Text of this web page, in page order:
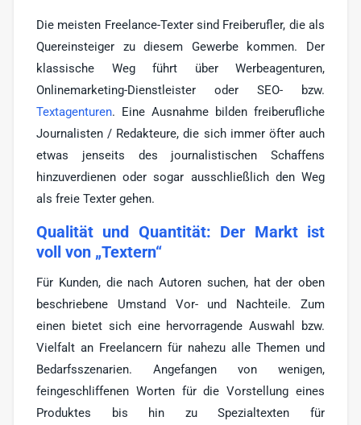
Die meisten Freelance-Texter sind Freiberufler, die als
Quereinsteiger zu diesem Gewerbe kommen. Der
klassische Weg führt über Werbeagenturen,
Onlinemarketing-Dienstleister oder SEO- bzw.
Textagenturen. Eine Ausnahme bilden freiberufliche
Journalisten / Redakteure, die sich immer öfter auch
etwas jenseits des journalistischen Schaffens
hinzuverdienen oder sogar ausschließlich den Weg
als freie Texter gehen.
Qualität und Quantität: Der Markt ist
voll von „Textern“
Für Kunden, die nach Autoren suchen, hat der oben
beschriebene Umstand Vor- und Nachteile. Zum
einen bietet sich eine hervorragende Auswahl bzw.
Vielfalt an Freelancern für nahezu alle Themen und
Bedarfsszenarien. Angefangen von wenigen,
feingeschliffenen Worten für die Vorstellung eines
Produktes bis hin zu Spezialtexten für